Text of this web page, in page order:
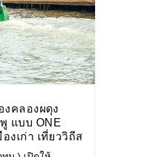
งคลองผดุง
แบบ ONE
งเก่า เที่ยววิถีส
ษ์โลก